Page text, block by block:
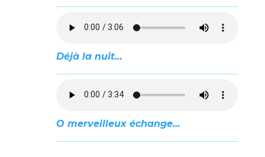
Déjà la nuit…
O merveilleux échange…